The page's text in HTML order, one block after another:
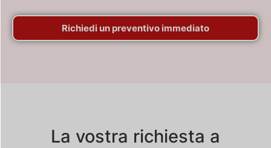
Richiedi un preventivo immediato
La vostra richiesta a